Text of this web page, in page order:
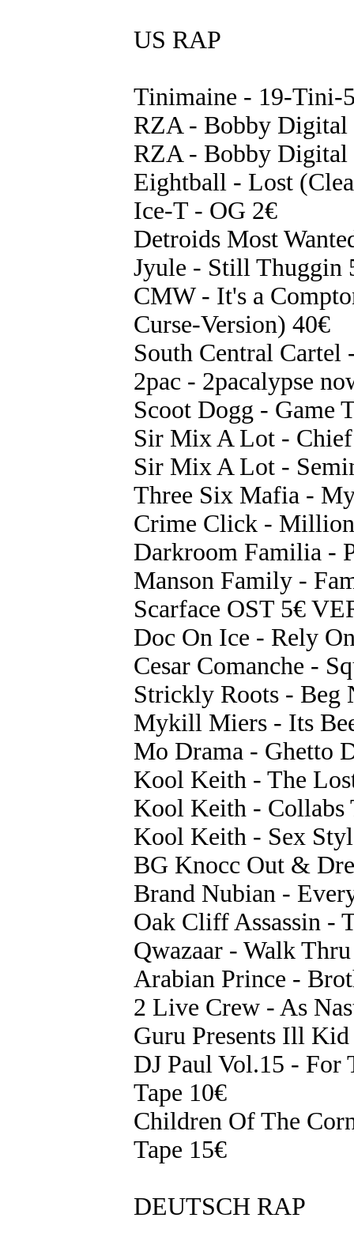
US RAP
Tinimaine - 19-Tini-
RZA - Bobby Digital
RZA - Bobby Digital
Eightball - Lost
Ice-T - OG 2€
Detroids Most
Jyule - Still Thuggin
CMW - It's a
Curse-Version) 40€
South Central Cartel
2pac - 2pacalypse
Scoot Dogg - Game
Sir Mix A Lot -
Sir Mix A Lot -
Three Six Mafia -
Crime Click - Million
Darkroom Familia -
Manson Family -
Scarface OST 5€
Doc On Ice - Rely
Cesar Comanche -
Strickly Roots - Beg
Mykill Miers - Its
Mo Drama - Ghetto
Kool Keith - The
Kool Keith - Collabs
Kool Keith - Sex
BG Knocc Out &
Brand Nubian -
Oak Cliff Assassin -
Qwazaar - Walk
Arabian Prince -
2 Live Crew - As
Guru Presents Ill
DJ Paul Vol.15 -
Tape 10€
Children Of The
Tape 15€
DEUTSCH RAP